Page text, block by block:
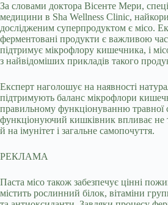
За словами доктора Вісенте Мери,
медицини в Sha Wellness Clinic,
дослідженим суперпродуктом є місо.
ферментовані продукти є важливою
підтримує мікрофлору кишечника, і
з найвідоміших прикладів такого
Експерт наголошує на наявності
підтримують баланс мікрофлори
правильному функціонуванню
функціонуючий кишківник впливає не
й на імунітет і загальне самопочуття.
РЕКЛАМА
Паста місо також забезпечує цінні
містить рослинний білок, вітаміни